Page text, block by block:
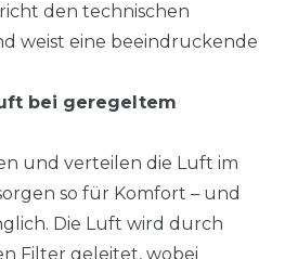
den technischen
weist eine beeindruckende
bei geregeltem
und verteilen die Luft im
so für Komfort – und
Die Luft wird durch
Filter geleitet, wobei